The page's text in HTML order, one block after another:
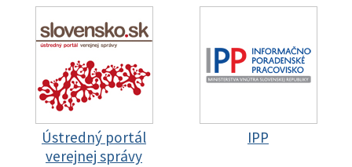
Ústredný portál
verejnej správy
IPP